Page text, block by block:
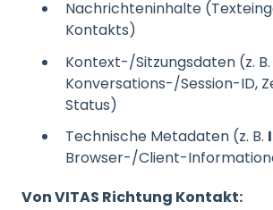
Nachrichteninhalte
Kontakts)
Kontext-/Sitzungsdaten (z. B.
Konversations-/Session-ID,
Status)
Technische Metadaten (z. B.
Browser-/Client-
Von VITAS Richtung Kontakt: